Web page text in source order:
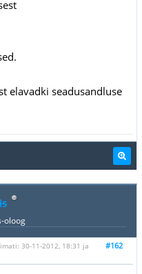
elavadki seadusandluse
oloog
#162
30-11-2012, 18:31 ja